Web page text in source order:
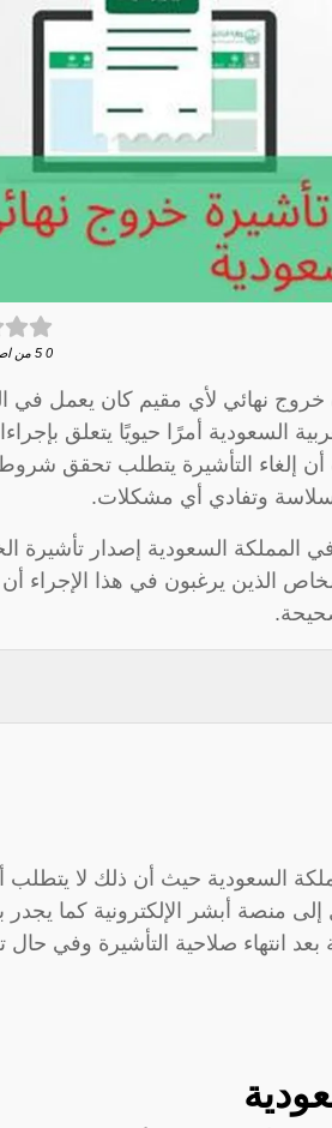
0
5 من
نهائي لأي مقيم كان يعمل في
السعودية أمرًا حيويًا يتعلق
أن إلغاء التأشيرة يتطلب تحقق
بسلاسة وتفادي أي مشكلات.
المملكة السعودية إصدار تأشيرة
الذين يرغبون في هذا الإجراء أن
السعودية حيث أن ذلك لا يتطلب
منصة أبشر الإلكترونية كما يجدر
للبقاء في المملكة بعد انتهاء صلاحية التأشيرة وفي